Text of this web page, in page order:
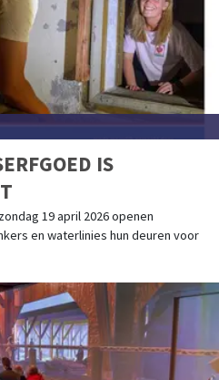
IS
19 april 2026 openen
en waterlinies hun deuren voor